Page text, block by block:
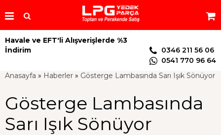
Havale ve EFT'li Alışverişlerde %3
İndirim
0346 211 56 06
0541 770 96 64
Anasayfa » Haberler » Gösterge Lambasında Sarı Işık Sönüyor
Gösterge Lambasında
Sarı Işık Sönüyor